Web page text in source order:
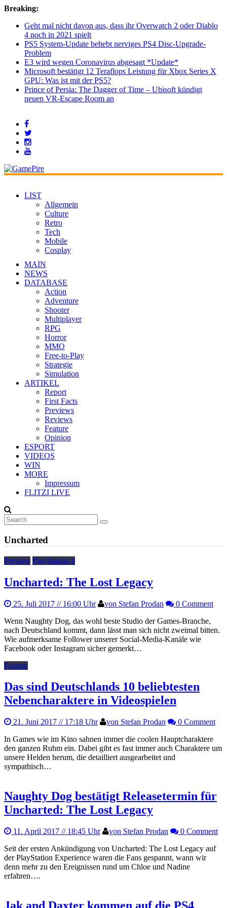
Breaking:
Geht mal nicht davon aus, dass ihr Overwatch 2 oder Diablo
4 noch in 2021 spielt
PS5 System-Update behebt nerviges PS4 Disc-Upgrade-
Problem
E3 wird wegen Coronavirus abgesagt *Update*
Microsoft bestätigt 12 Teraflops Leistung für Xbox Series X
GPU: Was ist mit der PS5?
Prince of Persia: The Dagger of Time – Ubisoft kündigt
neuen VR-Escape Room an
LIST
Allgemein
Culture
Retro
Tech
Mobile
Cosplay
MAIN
NEWS
DATABASE
Action
Adventure
Shooter
Multiplayer
RPG
Horror
MMO
Free-to-Play
Strategie
Simulation
ARTIKEL
Report
First Facts
Previews
Reviews
Feature
Opinion
ESPORT
VIDEOS
WIN
MORE
Impressum
FLITZI LIVE
Uncharted
Preview PlayStation 4
Uncharted: The Lost Legacy
25. Juli 2017 // 16:00 Uhr von Stefan Prodan
0 Comment
Wenn Naughty Dog, das wohl beste Studio der Games-Branche,
nach Deutschland kommt, dann lässt man sich nicht zweimal bitten.
Wie aufmerksame Follower unserer Social-Media-Kanäle wie
Facebook oder Instagram sicher gemerkt…
Feature
Das sind Deutschlands 10 beliebtesten
Nebencharaktere in Videospielen
21. Juni 2017 // 17:18 Uhr von Stefan Prodan
0 Comment
In Games wie im Kino sahnen immer die coolen Hauptcharaktere
den ganzen Ruhm ein. Dabei gibt es fast immer auch Charaktere um
unsere Helden herum, die detailliert ausgearbeitet und
sympathisch…
Naughty Dog bestätigt Releasetermin für
Uncharted: The Lost Legacy
11. April 2017 // 18:45 Uhr von Stefan Prodan
0 Comment
Seit der ersten Ankündigung von Uncharted: The Lost Legacy auf
der PlayStation Experience waren die Fans gespannt, wann wir
denn mehr zu den Ereignissen rund um Chloe und Nadine
erfahren….